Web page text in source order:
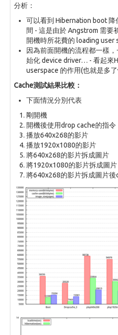
分析：
可以看到 Hibernation boot
間 - 這是由於 Angstrom 需要
開機時所花費的 loading user
因為前面開機的流程都一樣
始化 device driver… - 看起來
userspace 的作用(也就是多
Cache測試結果比較：
下面情況分別代表
剛開機
開機後使用drop cache的指令
播放640x268的影片
播放1920x1080的影片
將640x268的影片拆成圖片
將1920x1080的影片拆成圖片
將640x268的影片拆成圖片後